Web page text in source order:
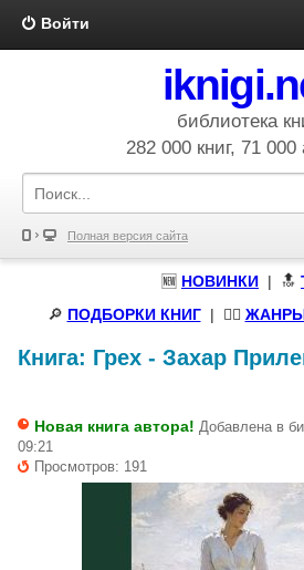
Войти
библиотека
282 000 книг, 71 000
Полная версия сайта
🆕 НОВИНКИ | 🔝
🔎 ПОДБОРКИ КНИГ| 🧝‍♀️
Книга: Грех - Захар
Новая книга автора! Добавлена в
09:21
Просмотров: 191